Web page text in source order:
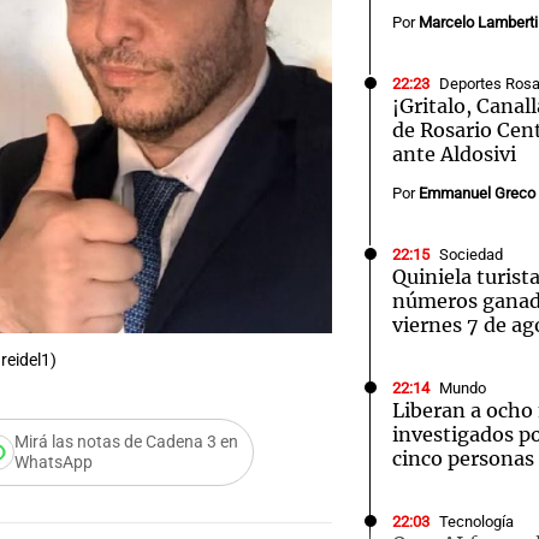
Mirá las notas de Cadena 3 en
WhatsApp
Por Marcelo Lamberti
22:23 Deportes
¡Gritalo,
de Rosario
ante Aldosivi
Por Emmanuel Greco
22:15 Sociedad
Quiniela
números
viernes 7 de
22:14 Mundo
Liberan a
investigados
cinco
22:03 Tecnología
Cadena 3 El huracán de Arequito